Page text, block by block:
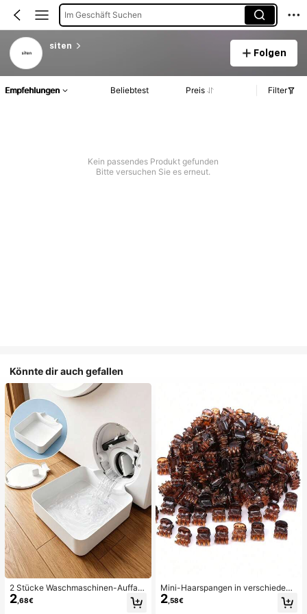
Im Geschäft Suchen
siten
Folgen
Empfehlungen Beliebtest Preis Filter
Kein passendes Produkt gefunden
Bitte versuchen Sie es erneut.
Könnte dir auch gefallen
2 Stücke Waschmaschinen-Auffan
gwanne Tropfschale, wasserdichte
Bodenschutzmatte für Waschraum,
2 ,68€
Mini-Haarspangen in verschiedene
n Farben, geeignet für Frauenfrisure
n und dekorative Haaraccessoires,
2 ,58€